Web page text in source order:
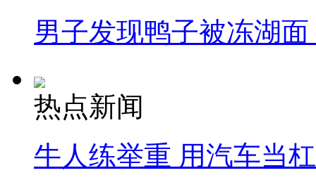
男子发现鸭子被冻湖
热点新闻
牛人练举重 用汽车当